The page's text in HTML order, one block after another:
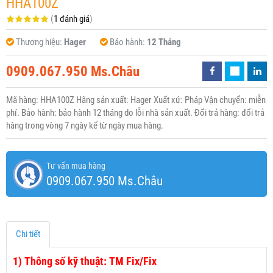
HHA100Z
(1 đánh giá)
Thương hiệu: Hager Bảo hành: 12 Tháng
0909.067.950 Ms.Châu
Mã hàng: HHA100Z Hãng sản xuất: Hager Xuất xứ: Pháp Vận chuyển: miễn
phí. Bảo hành: bảo hành 12 tháng do lỗi nhà sản xuất. Đổi trả hàng: đổi trả
hàng trong vòng 7 ngày kể từ ngày mua hàng.
Tư vấn mua hàng
0909.067.950 Ms.Châu
Chi tiết
1) Thông số kỹ thuật: TM Fix/Fix